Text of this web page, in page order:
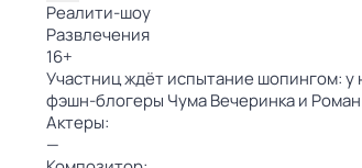
Реалити-шоу
Развлечения
16+
Участниц ждёт испытание шопингом: у
фэшн-блогеры Чума Вечеринка и
Актеры:
—